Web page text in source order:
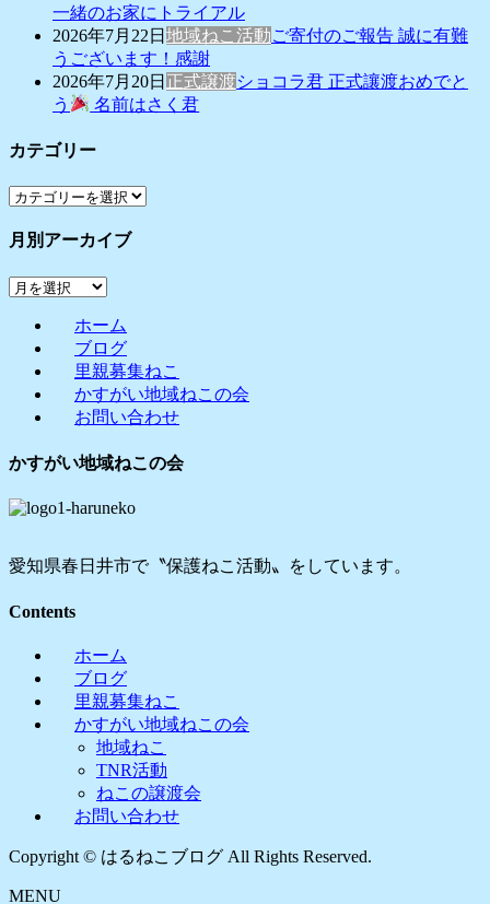
一緒のお家にトライアル
2026年7月22日 地域ねこ活動ご寄付のご報告 誠に有難
うございます！感謝
2026年7月20日 正式譲渡ショコラ君 正式讓渡おめでと
う
名前はさく君
カテゴリー
カ
ゴ
ー
月別アーカイブ
月
ホーム
ブログ
里親募集ねこ
かすがい地域ねこの会
お問い合わせ
かすがい地域ねこの会
愛知県春日井市で〝保護ねこ活動〟をしています。
Contents
ホーム
ブログ
里親募集ねこ
かすがい地域ねこの会
地域ねこ
TNR活動
ねこの譲渡会
お問い合わせ
Copyright © はるねこブログ All Rights Reserved.
MENU